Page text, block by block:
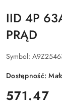
IID 4P
PRĄD
Symbol:
Dostępność:
cena:
571.47